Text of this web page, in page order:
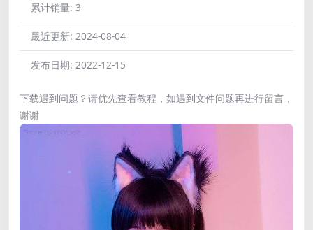
累计销量: 3
最近更新: 2024-08-04
发布日期: 2022-12-15
下载遇到问题？请优先查看教程，如遇到文件问题再进行留言，
谢谢